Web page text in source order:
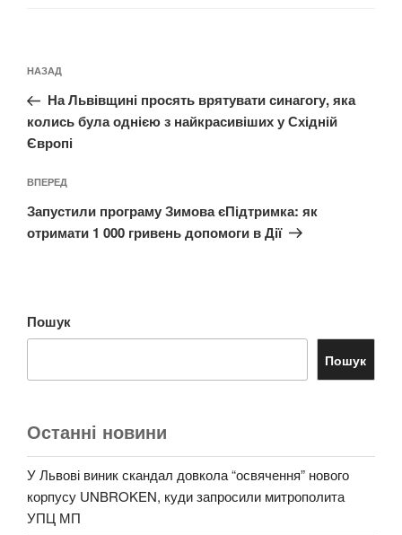
записів
Попередній
запис:
НАЗАД
На Львівщині просять врятувати синагогу, яка
колись була однією з найкрасивіших у Східній
Європі
Наступний
запис
ВПЕРЕД
Запустили програму Зимова єПідтримка: як
отримати 1 000 гривень допомоги в Дії
Пошук
Пошук
Останні новини
У Львові виник скандал довкола “освячення” нового
корпусу UNBROKEN, куди запросили митрополита
УПЦ МП